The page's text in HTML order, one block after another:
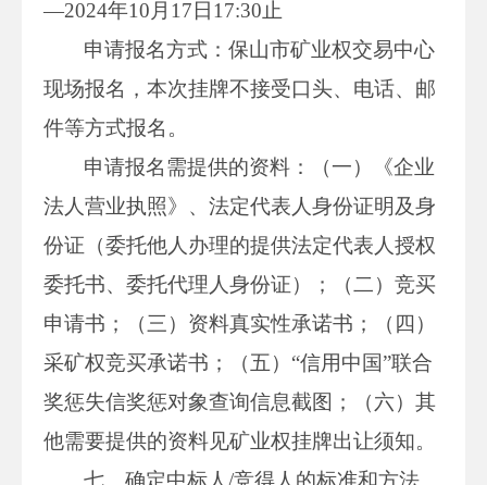
—2024年10月17日17:30止
申请报名方式：保山市矿业权交易中心
现场报名，本次挂牌不接受口头、电话、邮
件等方式报名。
申请报名需提供的资料：（一）《企业
法人营业执照》、法定代表人身份证明及身
份证（委托他人办理的提供法定代表人授权
委托书、委托代理人身份证）；（二）竞买
申请书；（三）资料真实性承诺书；（四）
采矿权竞买承诺书；（五）“信用中国”联合
奖惩失信奖惩对象查询信息截图；（六）其
他需要提供的资料见矿业权挂牌出让须知。
七、确定中标人/竞得人的标准和方法